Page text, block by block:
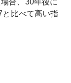
合、30年後に
と比べて高い指